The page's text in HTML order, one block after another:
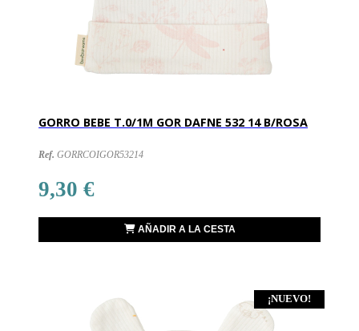
GORRO BEBE T.0/1M GOR DAFNE 532 14 B/ROSA
Ref. GORRCOIGOR53214
9,30 €
AÑADIR A LA CESTA
¡NUEVO!